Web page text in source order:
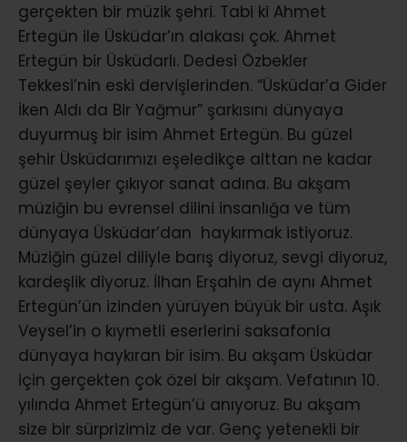
gerçekten bir müzik şehri. Tabi ki Ahmet
Ertegün ile Üsküdar’ın alakası çok. Ahmet
Ertegün bir Üsküdarlı. Dedesi Özbekler
Tekkesi’nin eski dervişlerinden. “Üsküdar’a Gider
İken Aldı da Bir Yağmur” şarkısını dünyaya
duyurmuş bir isim Ahmet Ertegün. Bu güzel
şehir Üsküdarımızı eşeledikçe alttan ne kadar
güzel şeyler çıkıyor sanat adına. Bu akşam
müziğin bu evrensel dilini insanlığa ve tüm
dünyaya Üsküdar’dan haykırmak istiyoruz.
Müziğin güzel diliyle barış diyoruz, sevgi diyoruz,
kardeşlik diyoruz. İlhan Erşahin de aynı Ahmet
Ertegün’ün izinden yürüyen büyük bir usta. Aşık
Veysel’in o kıymetli eserlerini saksafonla
dünyaya haykıran bir isim. Bu akşam Üsküdar
için gerçekten çok özel bir akşam. Vefatının 10.
yılında Ahmet Ertegün’ü anıyoruz. Bu akşam
size bir sürprizimiz de var. Genç yetenekli bir